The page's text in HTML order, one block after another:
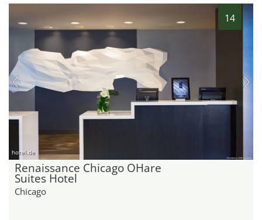
14
hotel.de
Renaissance Chicago OHare
Suites Hotel
Chicago